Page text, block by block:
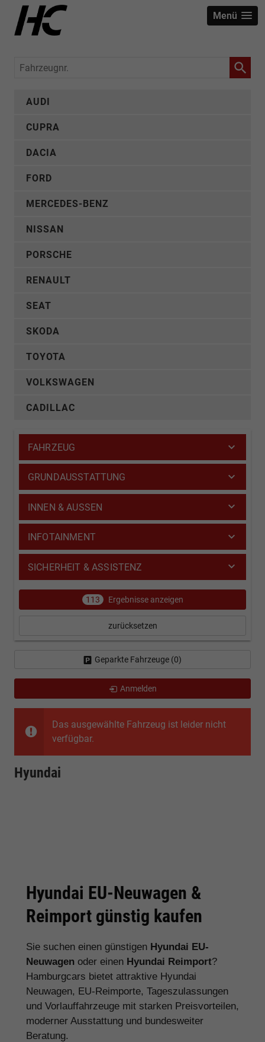
Menü
Das ausgewählte Fahrzeug ist leider nicht
verfügbar.
Hyundai
Hyundai EU-Neuwagen &
Reimport günstig kaufen
Sie suchen einen günstigen Hyundai EU-
Neuwagen oder einen Hyundai Reimport?
Hamburgcars bietet attraktive Hyundai
Neuwagen, EU-Reimporte, Tageszulassungen
und Vorlauffahrzeuge mit starken Preisvorteilen,
moderner Ausstattung und bundesweiter
Beratung.
Fahrzeugnr.
AUDI
CUPRA
DACIA
FORD
MERCEDES-BENZ
NISSAN
PORSCHE
RENAULT
SEAT
SKODA
TOYOTA
VOLKSWAGEN
CADILLAC
FAHRZEUG
GRUNDAUSSTATTUNG
INNEN & AUSSEN
INFOTAINMENT
SICHERHEIT & ASSISTENZ
113 Ergebnisse anzeigen
zurücksetzen
Geparkte Fahrzeuge (0)
Anmelden